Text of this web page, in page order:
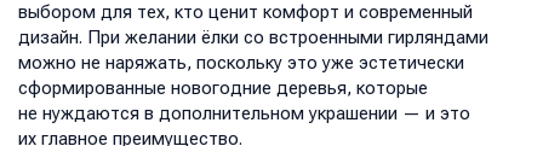
выбором для тех, кто ценит комфорт и современный
дизайн. При желании ёлки со встроенными гирляндами
можно не наряжать, поскольку это уже эстетически
сформированные новогодние деревья, которые
не нуждаются в дополнительном украшении — и это
их главное преимущество.